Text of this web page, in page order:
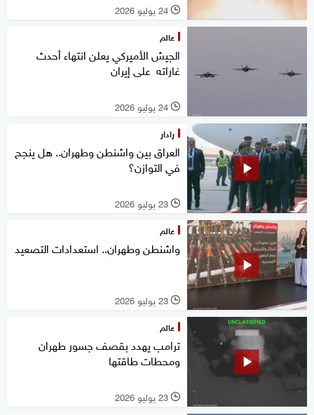
l 24 يوليو 2026
عالم
الجيش الأميركي يعلن انتهاء أحدث
غاراته على إيران
l 24 يوليو 2026
رادار
العراق بين واشنطن وطهران.. هل ينجح
في التوازن؟
l 23 يوليو 2026
عالم
واشنطن وطهران.. استعدادات التصعيد
l 23 يوليو 2026
عالم
ترامب يهدد بقصف جسور طهران
ومحطات طاقتها
l 23 يوليو 2026